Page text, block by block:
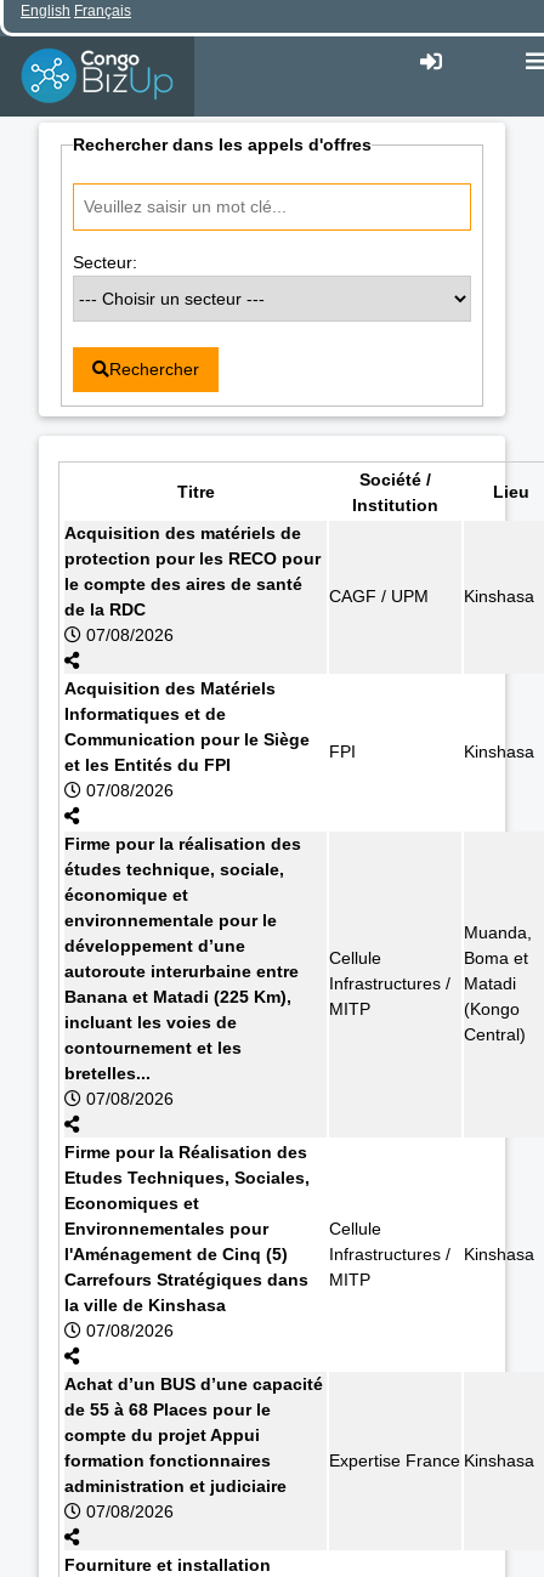
English Français
Rechercher dans les appels d'offres
Secteur:
Rechercher
Titre
Société /
Institution
Lieu
Acquisition des matériels de
protection pour les RECO pour
le compte des aires de santé
de la RDC
07/08/2026
CAGF / UPM Kinshasa
Acquisition des Matériels
Informatiques et de
Communication pour le Siège
et les Entités du FPI
07/08/2026
FPI Kinshasa
Firme pour la réalisation des
études technique, sociale,
économique et
environnementale pour le
développement d’une
autoroute interurbaine entre
Banana et Matadi (225 Km),
incluant les voies de
contournement et les
bretelles...
07/08/2026
Cellule
Infrastructures /
MITP
Muanda,
Boma et
Matadi
(Kongo
Central)
Firme pour la Réalisation des
Etudes Techniques, Sociales,
Economiques et
Environnementales pour
l'Aménagement de Cinq (5)
Carrefours Stratégiques dans
la ville de Kinshasa
07/08/2026
Cellule
Infrastructures /
MITP
Kinshasa
Achat d’un BUS d’une capacité
de 55 à 68 Places pour le
compte du projet Appui
formation fonctionnaires
administration et judiciaire
07/08/2026
Expertise France Kinshasa
Fourniture et installation